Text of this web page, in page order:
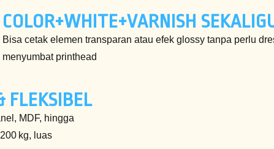
COLOR+WHITE+VARNISH
Bisa cetak elemen transparan atau efek glossy tanpa perlu
menyumbat printhead
FLEKSIBEL
MDF, hingga
kg, luas